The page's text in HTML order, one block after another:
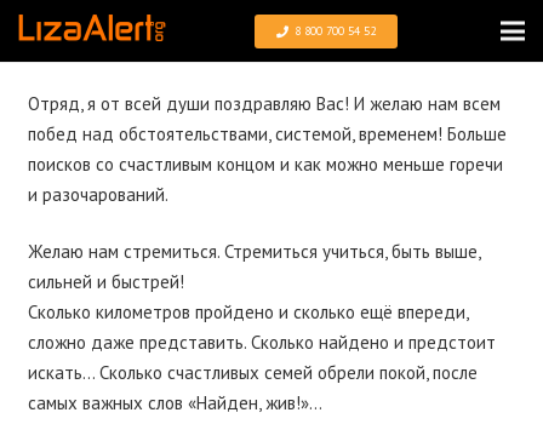
8 800 700 54 52
Отряд, я от всей души поздравляю Вас! И желаю нам всем
побед над обстоятельствами, системой, временем! Больше
поисков со счастливым концом и как можно меньше горечи
и разочарований.
Желаю нам стремиться. Стремиться учиться, быть выше,
сильней и быстрей!
Сколько километров пройдено и сколько ещё впереди,
сложно даже представить. Сколько найдено и предстоит
искать… Сколько счастливых семей обрели покой, после
самых важных слов «Найден, жив!»…